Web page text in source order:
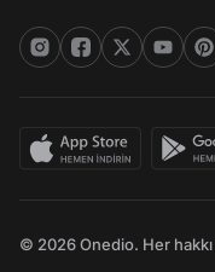
© 2026 Onedio. Her hakkı